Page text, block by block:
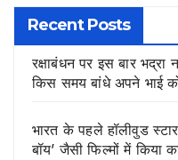
Recent Posts
रक्षाबंधन पर इस बार भद्रा
किस समय बांधे अपने भाई
भारत के पहले हॉलीवुड
बॉय’ जैसी फिल्मों में किया